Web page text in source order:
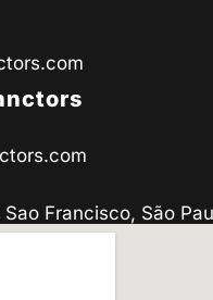
Francisco, São